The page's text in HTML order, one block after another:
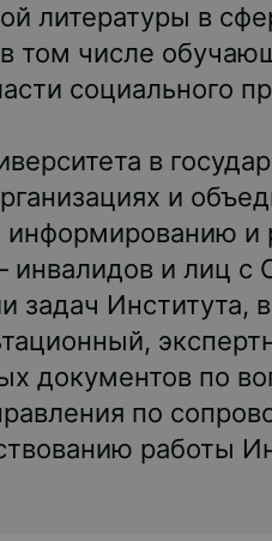
литературы в
том числе
социального
в
и
и
инвалидов и лиц с
задач
документов по
по
работы